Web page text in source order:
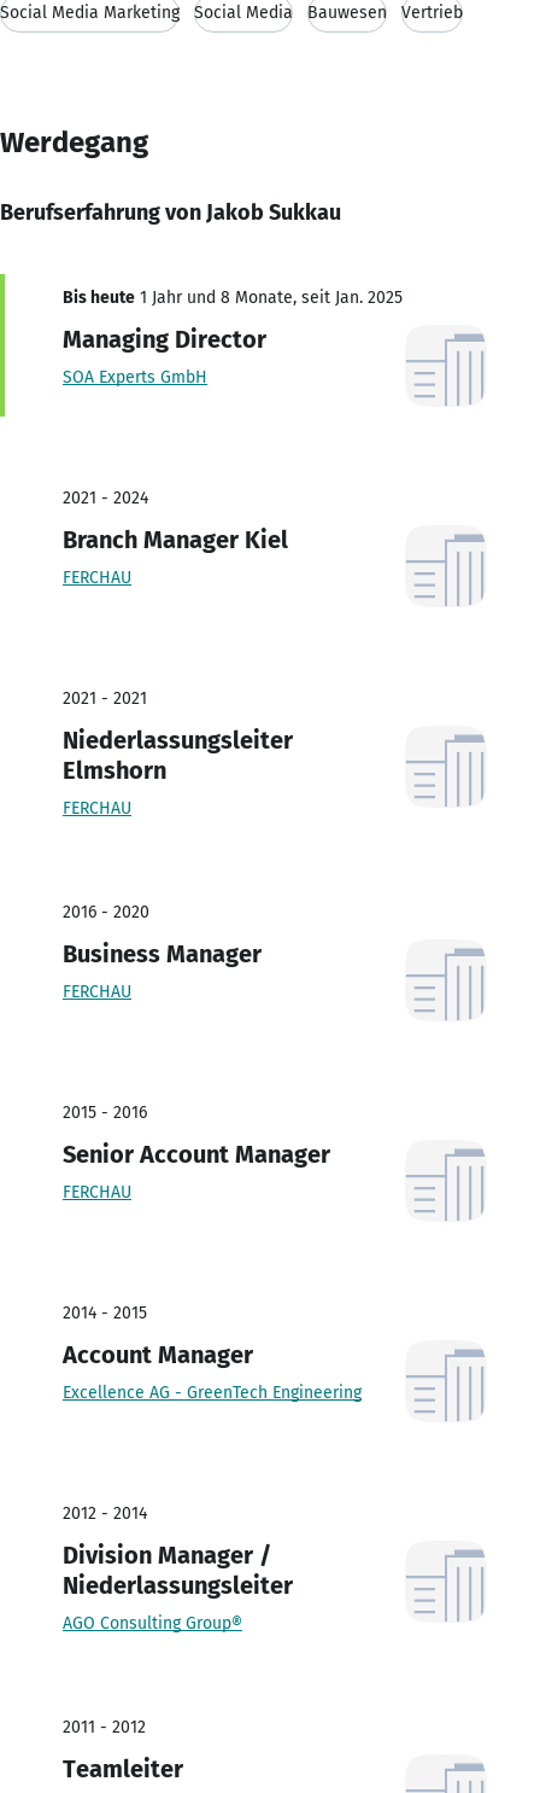
Social Media Marketing Social Media Bauwesen Vertrieb
Werdegang
Berufserfahrung von Jakob Sukkau
Bis heute 1 Jahr und 8 Monate, seit Jan. 2025
Managing Director
SOA Experts GmbH
2021 - 2024
Branch Manager Kiel
FERCHAU
2021 - 2021
Niederlassungsleiter
Elmshorn
FERCHAU
2016 - 2020
Business Manager
FERCHAU
2015 - 2016
Senior Account Manager
FERCHAU
2014 - 2015
Account Manager
Excellence AG - GreenTech Engineering
2012 - 2014
Division Manager /
Niederlassungsleiter
AGO Consulting Group®
2011 - 2012
Teamleiter